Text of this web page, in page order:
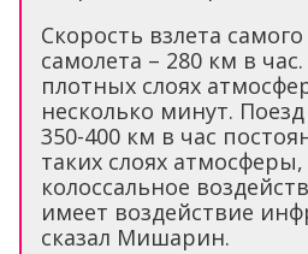
Скорость взлета
самолета – 280 км в
плотных слоях
несколько минут.
350-400 км в час
таких слоях
колоссальное
имеет воздействие
сказал Мишарин.